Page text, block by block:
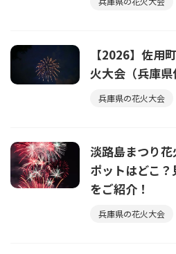
【2026】佐用
火大会（兵庫県
兵庫県の花火大会
淡路島まつり
ポットはどこ
をご紹介！
兵庫県の花火大会